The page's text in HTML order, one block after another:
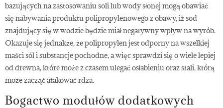
bazujących na zastosowaniu soli lub wody słonej mogą obawiać
się nabywania produktu polipropylenowego z obawy, iż sod
znajdujący się w wodzie będzie miał negatywny wpływ na wyrób.
Okazuje się jednakże, że polipropylen jest odporny na wszelkiej
maści sól i substancje pochodne, a więc sprawdzi się o wiele lepiej
od drewna, które może z czasem ulegać osłabieniu oraz stali, którą
może zacząć atakować rdza.
Bogactwo modułów dodatkowych